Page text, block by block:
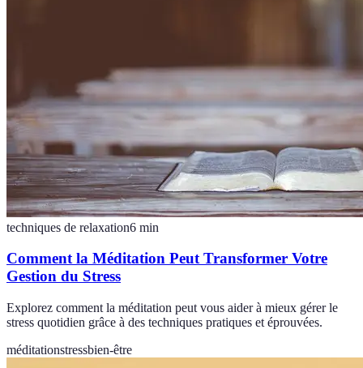
techniques de relaxation6 min
Comment la Méditation Peut Transformer Votre
Gestion du Stress
Explorez comment la méditation peut vous aider à mieux gérer le
stress quotidien grâce à des techniques pratiques et éprouvées.
méditationstressbien-être